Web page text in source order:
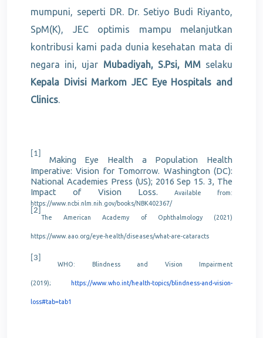
mumpuni, seperti DR. Dr. Setiyo Budi Riyanto,
SpM(K), JEC optimis mampu melanjutkan
kontribusi kami pada dunia kesehatan mata di
negara ini, ujar Mubadiyah, S.Psi, MMselaku
Kepala Divisi Markom JEC Eye Hospitals and
Clinics.
[1]
Making Eye Health a Population Health
Imperative: Vision for Tomorrow. Washington (DC):
National Academies Press (US); 2016 Sep 15. 3, The
Impact of Vision Loss.
Available from:
https://www.ncbi.nlm.nih.gov/books/NBK402367/
[2]
The American Academy of Ophthalmology (2021)
https://www.aao.org/eye-health/diseases/what-are-cataracts
[3]
WHO: Blindness and Vision Impairment
(2019); https://www.who.int/health-topics/blindness-and-vision-
loss#tab=tab1